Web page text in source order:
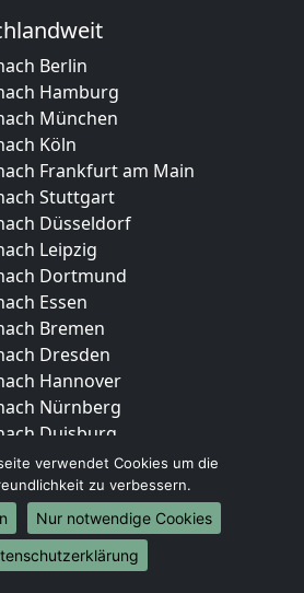
Berlin
Hamburg
München
Köln
Frankfurt am Main
Stuttgart
Düsseldorf
Leipzig
Dortmund
Essen
Bremen
Dresden
Hannover
Nürnberg
Duisburg
Bochum
Wuppertal
Bielefeld
Bonn
Münster
verwendet Cookies um die
zu verbessern.
Nur notwendige Cookies